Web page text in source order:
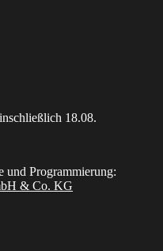
18.08.
und Programmierung:
& Co. KG